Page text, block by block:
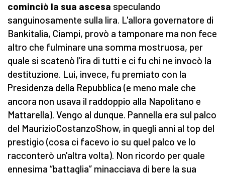
cominciò la sua ascesa speculando
sanguinosamente sulla lira. L'allora governatore di
Bankitalia, Ciampi, provò a tamponare ma non fece
altro che fulminare una somma mostruosa, per
quale si scatenò l'ira di tutti e ci fu chi ne invocò la
destituzione. Lui, invece, fu premiato con la
Presidenza della Repubblica (e meno male che
ancora non usava il raddoppio alla Napolitano e
Mattarella). Vengo al dunque. Pannella era sul palco
del MaurizioCostanzoShow, in quegli anni al top del
prestigio (cosa ci facevo io su quel palco ve lo
racconterò un'altra volta). Non ricordo per quale
ennesima “battaglia” minacciava di bere la sua